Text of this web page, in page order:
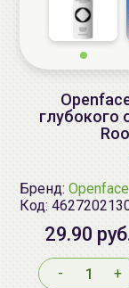
глубокого
Бренд:
Код:
29.90
- +